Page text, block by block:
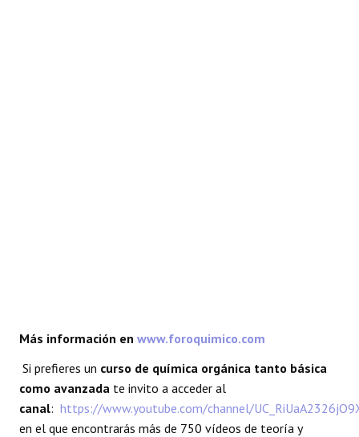
Más información en www.foroquimico.com
Si prefieres un curso de química orgánica tanto básica
como avanzada te invito a acceder al
canal: https://www.youtube.com/channel/
en el que encontrarás más de 750 vídeos de teoría y